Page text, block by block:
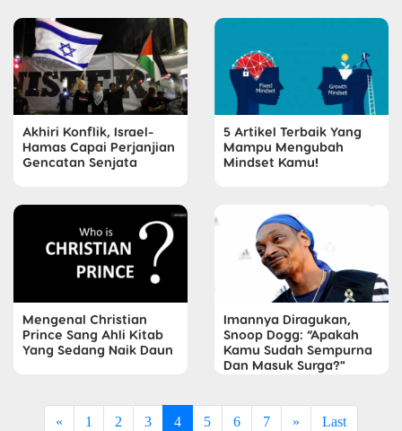
Akhiri Konflik, Israel-
Hamas Capai Perjanjian
Gencatan Senjata
5 Artikel Terbaik Yang
Mampu Mengubah
Mindset Kamu!
Mengenal Christian
Prince Sang Ahli Kitab
Yang Sedang Naik Daun
Imannya Diragukan,
Snoop Dogg: “Apakah
Kamu Sudah Sempurna
Dan Masuk Surga?"
« 1 2 3 4 5 6 7 » Last